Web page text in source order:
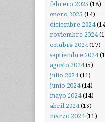
febrero 2025 (18)
enero 2025 (14)
diciembre 2024
noviembre 2024
octubre 2024(17)
septiembre 2024
agosto 2024(5)
julio 2024(11)
junio 2024(14)
mayo 2024(14)
abril 2024(15)
marzo 2024(11)